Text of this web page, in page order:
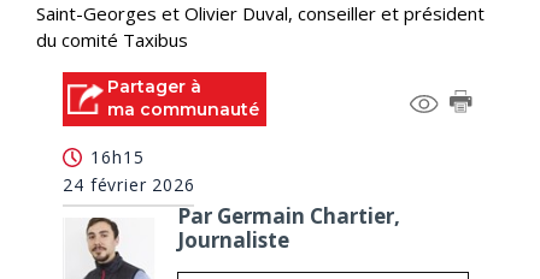
Saint-Georges et Olivier Duval, conseiller et président
du comité Taxibus
Partager à
ma communauté
16h15
24 février 2026
Par Germain Chartier,
Journaliste